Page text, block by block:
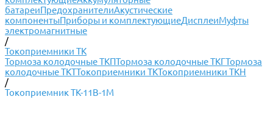
батареиПредохранителиАкустические
компонентыПриборы и комплектующиеДисплеиМуфты
электромагнитные
/
Токоприемники ТК
Тормоза колодочные ТКПТормоза колодочные ТКГТормоза
колодочные ТКТТокоприемники ТКТокоприемники ТКН
/
Токоприемник ТК-11В-1М